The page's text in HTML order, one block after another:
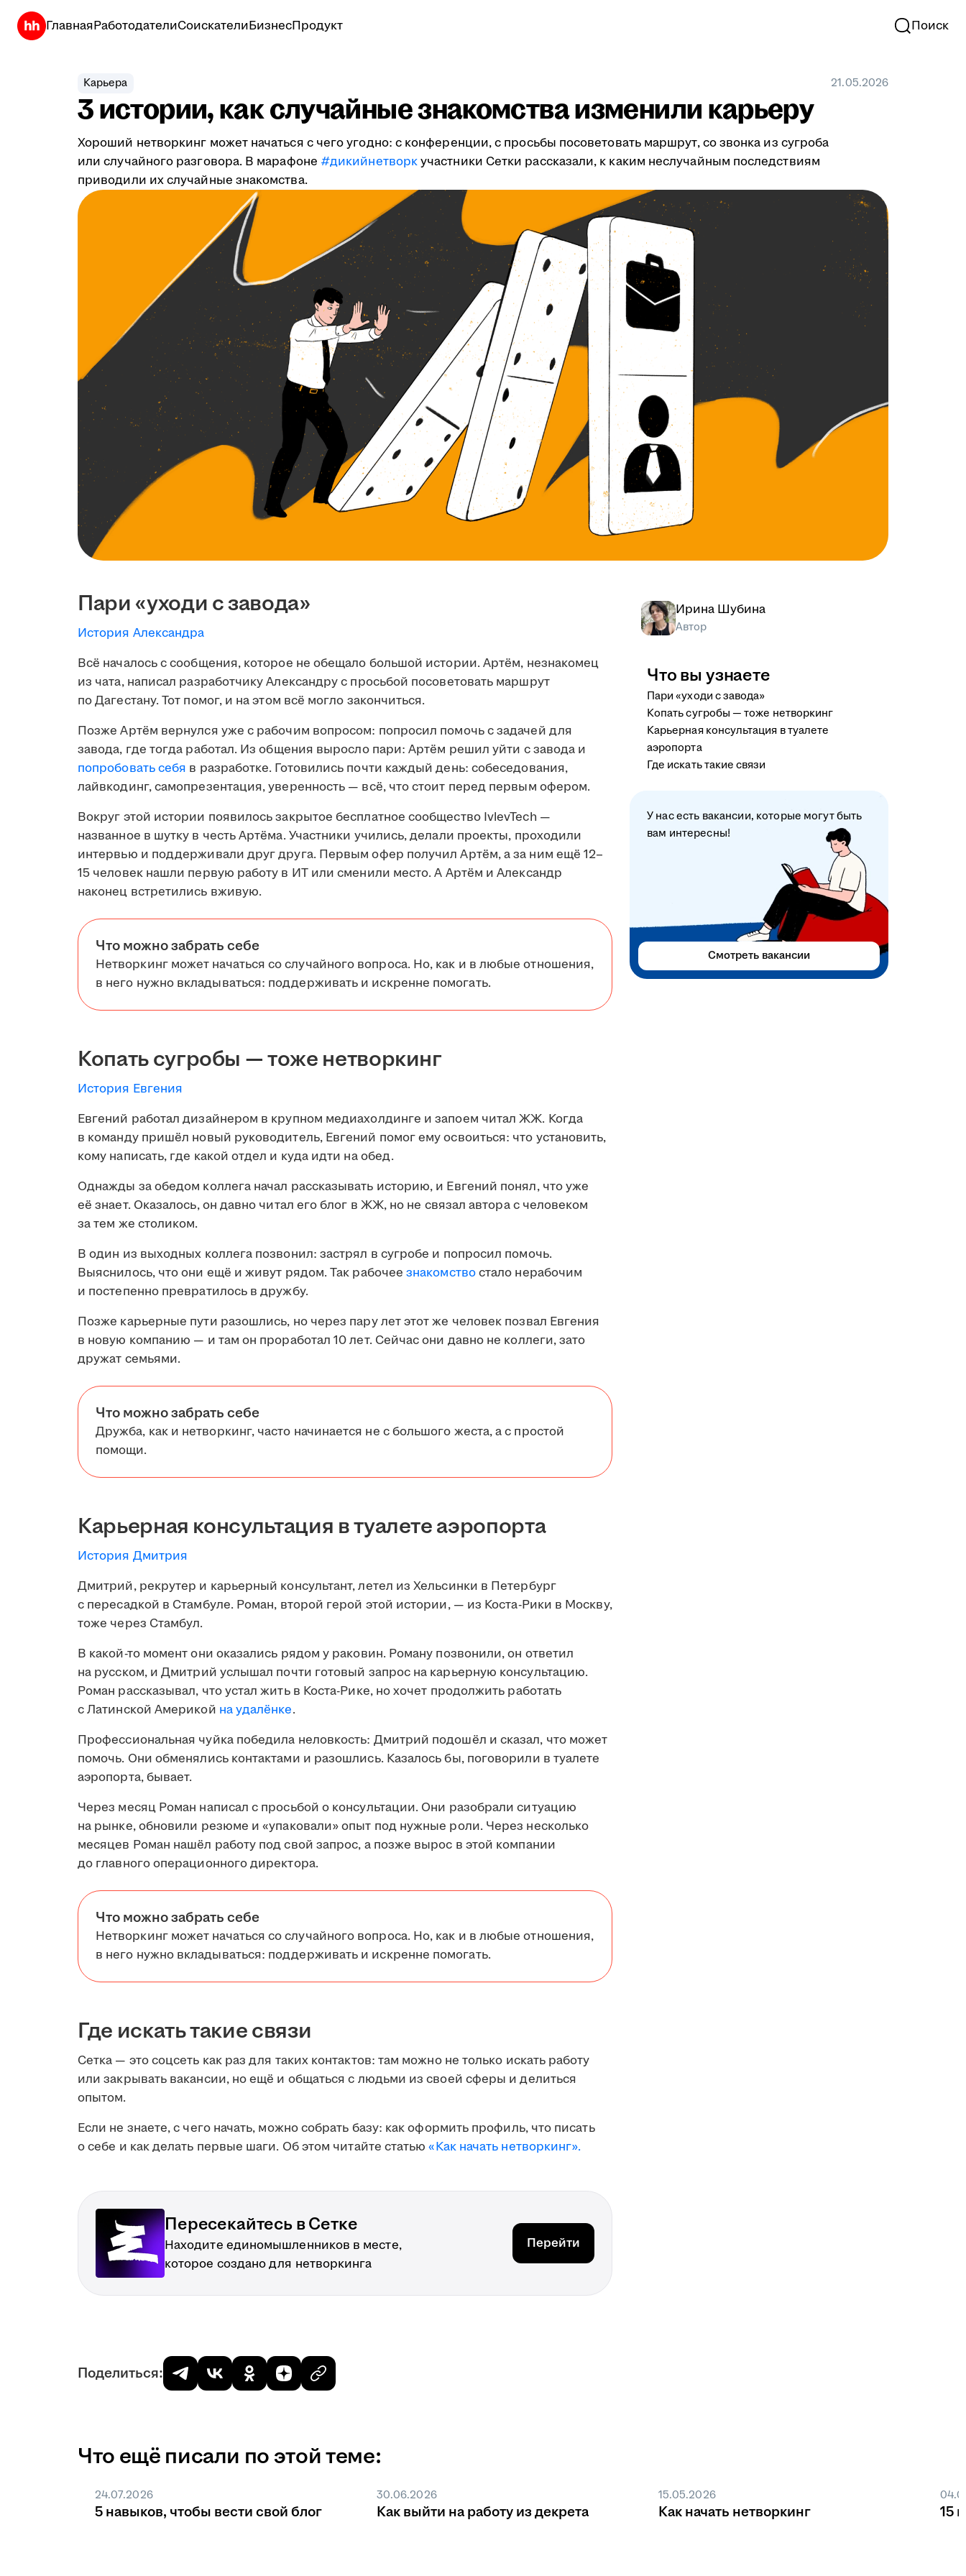
ГлавнаяРаботодателиСоискателиБизнесПродукт Поиск
Карьера 21.05.2026
3 истории, как случайные знакомства изменили карьеру
Хороший нетворкинг может начаться с чего угодно: с конференции, с просьбы посоветовать маршрут, со звонка из сугроба
или случайного разговора. В марафоне #дикийнетворкучастники Сетки рассказали, к каким неслучайным последствиям
приводили их случайные знакомства.
Пари «уходи с завода»
История Александра
Всё началось с сообщения, которое не обещало большой истории. Артём, незнакомец
из чата, написал разработчику Александру с просьбой посоветовать маршрут
по Дагестану. Тот помог, и на этом всё могло закончиться.
Позже Артём вернулся уже с рабочим вопросом: попросил помочь с задачей для
завода, где тогда работал. Из общения выросло пари: Артём решил уйти с завода и
попробовать себя в разработке. Готовились почти каждый день: собеседования,
лайвкодинг, самопрезентация, уверенность — всё, что стоит перед первым офером.
Вокруг этой истории появилось закрытое бесплатное сообщество IvlevTech —
названное в шутку в честь Артёма. Участники учились, делали проекты, проходили
интервью и поддерживали друг друга. Первым офер получил Артём, а за ним ещё 12–
15 человек нашли первую работу в ИТ или сменили место. А Артём и Александр
наконец встретились вживую.
Что можно забрать себе
Нетворкинг может начаться со случайного вопроса. Но, как и в любые отношения,
в него нужно вкладываться: поддерживать и искренне помогать.
Копать сугробы — тоже нетворкинг
История Евгения
Евгений работал дизайнером в крупном медиахолдинге и запоем читал ЖЖ. Когда
в команду пришёл новый руководитель, Евгений помог ему освоиться: что установить,
кому написать, где какой отдел и куда идти на обед.
Однажды за обедом коллега начал рассказывать историю, и Евгений понял, что уже
её знает. Оказалось, он давно читал его блог в ЖЖ, но не связал автора с человеком
за тем же столиком.
В один из выходных коллега позвонил: застрял в сугробе и попросил помочь.
Выяснилось, что они ещё и живут рядом. Так рабочеезнакомствостало нерабочим
и постепенно превратилось в дружбу.
Позже карьерные пути разошлись, но через пару лет этот же человек позвал Евгения
в новую компанию — и там он проработал 10 лет. Сейчас они давно не коллеги, зато
дружат семьями.
Что можно забрать себе
Дружба, как и нетворкинг, часто начинается не с большого жеста, а с простой
помощи.
Карьерная консультация в туалете аэропорта
История Дмитрия
Дмитрий, рекрутер и карьерный консультант, летел из Хельсинки в Петербург
с пересадкой в Стамбуле. Роман, второй герой этой истории, — из Коста-Рики в Москву,
тоже через Стамбул.
В какой-то момент они оказались рядом у раковин. Роману позвонили, он ответил
на русском, и Дмитрий услышал почти готовый запрос на карьерную консультацию.
Роман рассказывал, что устал жить в Коста-Рике, но хочет продолжить работать
с Латинской Америкой на удалёнке.
Профессиональная чуйка победила неловкость: Дмитрий подошёл и сказал, что может
помочь. Они обменялись контактами и разошлись. Казалось бы, поговорили в туалете
аэропорта, бывает.
Через месяц Роман написал с просьбой о консультации. Они разобрали ситуацию
на рынке, обновили резюме и «упаковали» опыт под нужные роли. Через несколько
месяцев Роман нашёл работу под свой запрос, а позже вырос в этой компании
до главного операционного директора.
Что можно забрать себе
Нетворкинг может начаться со случайного вопроса. Но, как и в любые отношения,
в него нужно вкладываться: поддерживать и искренне помогать.
Где искать такие связи
Сетка — это соцсеть как раз для таких контактов: там можно не только искать работу
или закрывать вакансии, но ещё и общаться с людьми из своей сферы и делиться
опытом.
Если не знаете, с чего начать, можно собрать базу: как оформить профиль, что писать
о себе и как делать первые шаги. Об этом читайте статью«Как начать нетворкинг».
Пересекайтесь в Сетке
Находите единомышленников в месте,
которое создано для нетворкинга
Перейти
Ирина Шубина
Автор
Что вы узнаете
Пари «уходи с завода»
Копать сугробы — тоже нетворкинг
Карьерная консультация в туалете
аэропорта
Где искать такие связи
У нас есть вакансии, которые могут быть
вам интересны!
Смотреть вакансии
Поделиться:
Что ещё писали по этой теме:
24.07.2026
5 навыков, чтобы вести свой блог
30.06.2026
Как выйти на работу из декрета
15.05.2026
Как начать нетворкинг 15